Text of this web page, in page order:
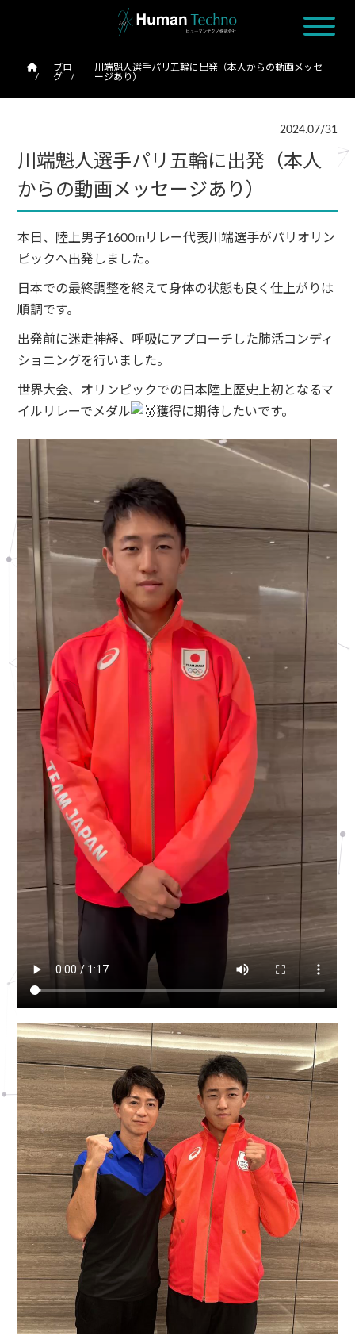
ブロ
グ
川端魁人選手パリ五輪に出発（本人からの動画メッセ
ージあり）
2024.07/31
川端魁人選手パリ五輪に出発（本人
からの動画メッセージあり）
本日、陸上男子1600mリレー代表川端選手がパリオリン
ピックへ出発しました。
日本での最終調整を終えて身体の状態も良く仕上がりは
順調です。
出発前に迷走神経、呼吸にアプローチした肺活コンディ
ショニングを行いました。
世界大会、オリンピックでの日本陸上歴史上初となるマ
イルリレーでメダル
獲得に期待したいです。